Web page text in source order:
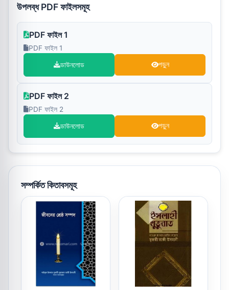
উপলব্ধ PDF ফাইলসমূহ
PDF ফাইল 1
PDF ফাইল 1
ডাউনলোড পড়ুন
PDF ফাইল 2
PDF ফাইল 2
ডাউনলোড পড়ুন
সম্পর্কিত কিতাবসমূহ